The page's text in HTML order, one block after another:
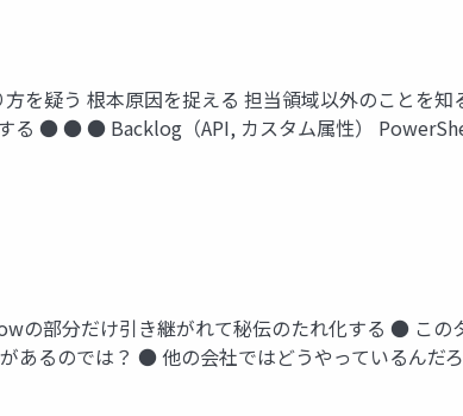
を疑う 根本原因を捉える 担当領域以外のことを
る ● ● ● Backlog（API, カスタム属性）
の部分だけ引き継がれて秘伝のたれ化する ● この
るのでは？ ● 他の会社ではどうやっているんだ